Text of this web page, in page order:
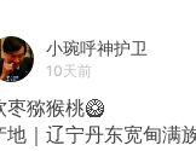
小琬呼神护卫
10天前
枣猕猴桃🥝
地｜辽宁丹东宽甸满